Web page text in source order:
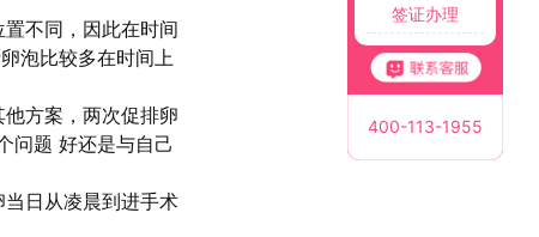
不同，因此在时间
泡比较多在时间上
方案，两次促排卵
问题 好还是与自己
日从凌晨到进手术
签证办理
400-113-1955